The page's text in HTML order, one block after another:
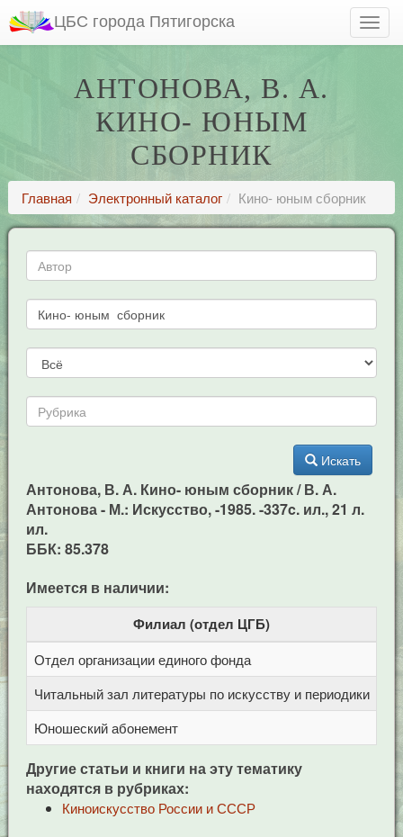
ЦБС города Пятигорска
АНТОНОВА, В. А.
КИНО- ЮНЫМ
СБОРНИК
Главная Электронный каталог Кино- юным сборник
Искать
Антонова, В. А. Кино- юным сборник / В. А.
Антонова - М.: Искусство, -1985. -337c. ил., 21 л.
ил.
ББК: 85.378
Имеется в наличии:
Филиал (отдел ЦГБ)
Отдел организации единого фонда
Читальный зал литературы по искусству и периодики
Юношеский абонемент
Другие статьи и книги на эту тематику
находятся в рубриках:
Киноискусство России и СССР